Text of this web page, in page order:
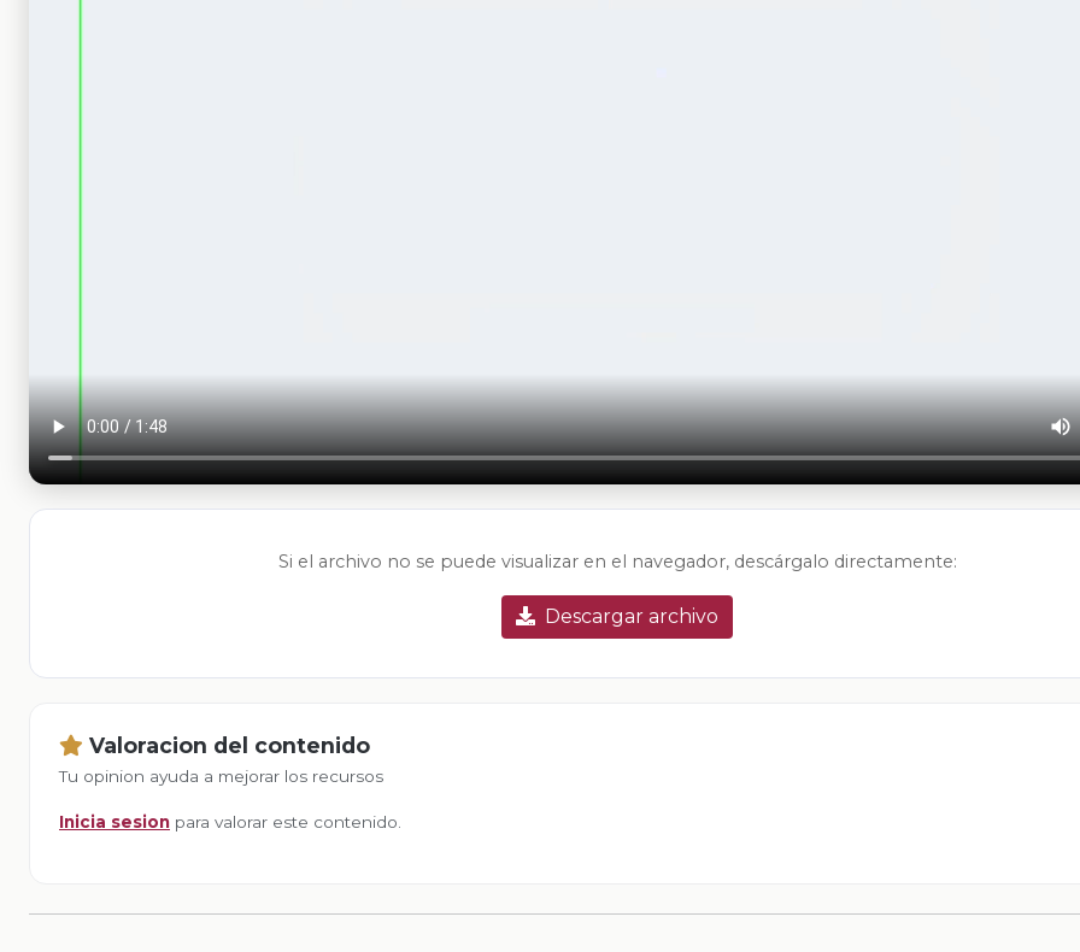
Si el archivo no se puede visualizar en el navegador, descárgalo directamente:
Descargar archivo
Valoracion del contenido
Tu opinion ayuda a mejorar los recursos
Inicia sesion para valorar este contenido.